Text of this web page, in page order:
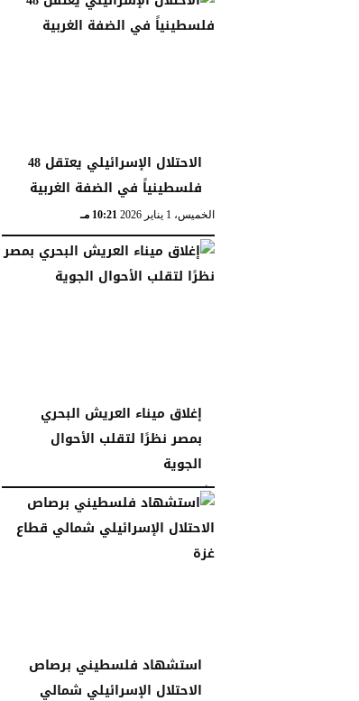
الاحتلال الإسرائيلي يعتقل 48
فلسطينياً في الضفة الغربية
الخميس، 1 يناير 2026 10:21 مـ
إغلاق ميناء العريش البحري
بمصر نظرًا لتقلب الأحوال
الجوية
الأحد، 28 ديسمبر 2025 11:40 مـ
استشهاد فلسطيني برصاص
الاحتلال الإسرائيلي شمالي